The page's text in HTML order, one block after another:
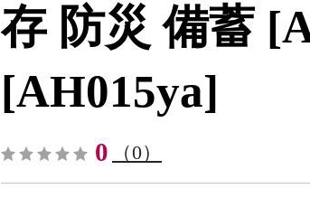
存 防災 備蓄
[AH015ya]
0 （0）